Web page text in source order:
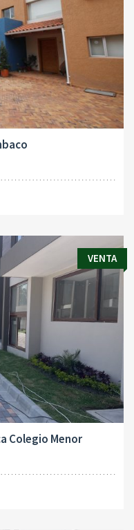
VENTA
Colegio Menor